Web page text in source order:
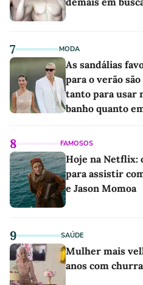
7 MODA
As sandálias
para o verão
tanto para usar
banho quanto
8 FAMOSOS
Hoje na
para assistir
e Jason Momoa
9 SAÚDE
Mulher mais
anos com